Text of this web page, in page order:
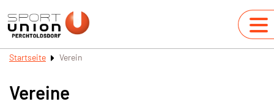
Startseite Verein
Vereine